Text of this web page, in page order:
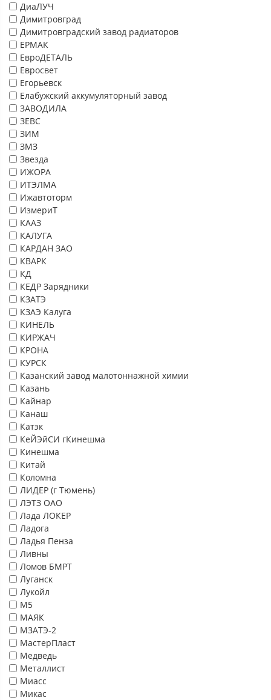
ДиаЛУЧ
Димитровград
Димитровградский завод радиаторов
ЕРМАК
ЕвроДЕТАЛЬ
Евросвет
Егорьевск
Елабужский аккумуляторный завод
ЗАВОДИЛА
ЗЕВС
ЗИМ
ЗМЗ
Звезда
ИЖОРА
ИТЭЛМА
Ижавтоторм
ИзмериТ
КААЗ
КАЛУГА
КАРДАН ЗАО
КВАРК
КД
КЕДР Зарядники
КЗАТЭ
КЗАЭ Калуга
КИНЕЛЬ
КИРЖАЧ
КРОНА
КУРСК
Казанский завод малотоннажной химии
Казань
Кайнар
Канаш
Катэк
КеЙЭйСИ гКинешма
Кинешма
Китай
Коломна
ЛИДЕР (г Тюмень)
ЛЭТЗ ОАО
Лада ЛОКЕР
Ладога
Ладья Пенза
Ливны
Ломов БМРТ
Луганск
Лукойл
М5
МАЯК
МЗАТЭ-2
МастерПласт
Медведь
Металлист
Миасс
Микас